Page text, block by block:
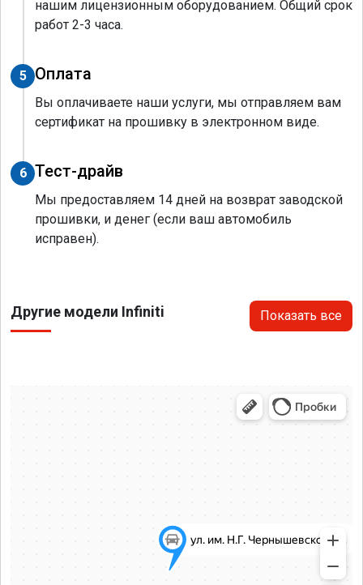
нашим лицензионным оборудованием. Общий срок
работ 2-3 часа.
5 Оплата
Вы оплачиваете наши услуги, мы отправляем вам
сертификат на прошивку в электронном виде.
6 Тест-драйв
Мы предоставляем 14 дней на возврат заводской
прошивки, и денег (если ваш автомобиль
исправен).
Другие модели Infiniti Показать все